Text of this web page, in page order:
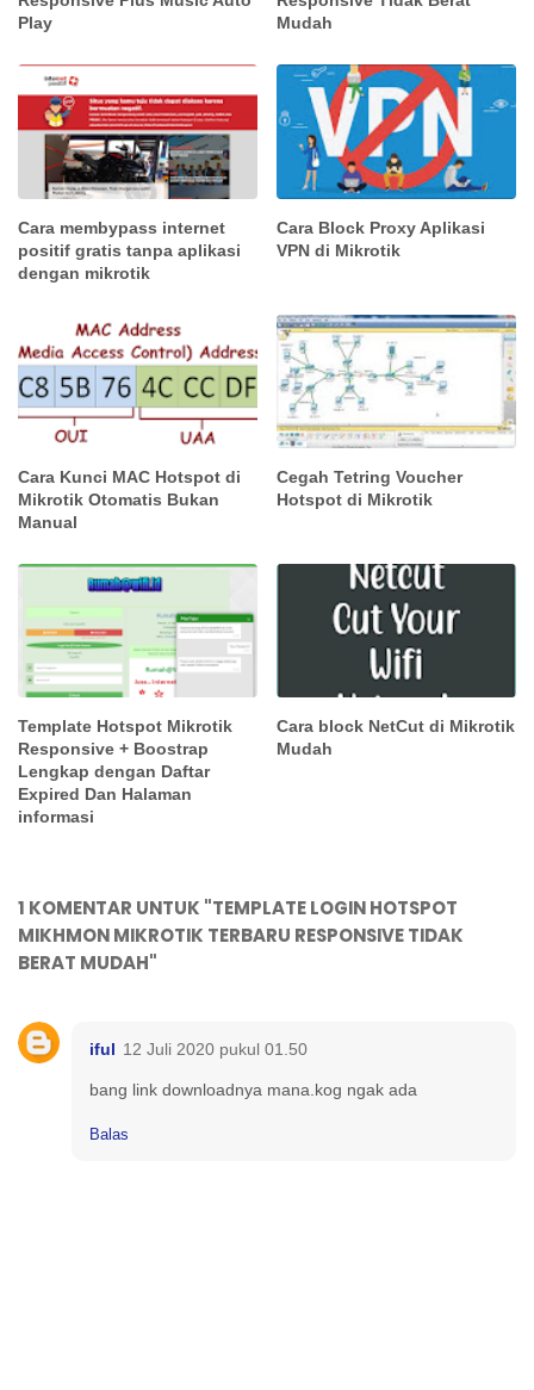
Play
Mudah
Cara membypass internet
positif gratis tanpa aplikasi
dengan mikrotik
Cara Block Proxy Aplikasi
VPN di Mikrotik
Cara Kunci MAC Hotspot di
Mikrotik Otomatis Bukan
Manual
Cegah Tetring Voucher
Hotspot di Mikrotik
Template Hotspot Mikrotik
Responsive + Boostrap
Lengkap dengan Daftar
Expired Dan Halaman
informasi
Cara block NetCut di Mikrotik
Mudah
1 KOMENTAR UNTUK "TEMPLATE LOGIN HOTSPOT
MIKHMON MIKROTIK TERBARU RESPONSIVE TIDAK
BERAT MUDAH"
iful 12 Juli 2020 pukul 01.50
bang link downloadnya mana.kog ngak ada
Balas